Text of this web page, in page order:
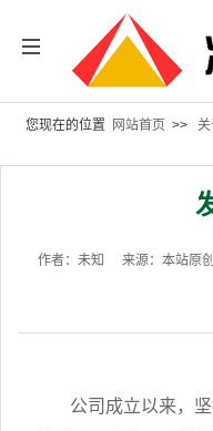
您现在的位置 网站首页 >> 关
作者：未知 来源：本站原创
公司成立以来，